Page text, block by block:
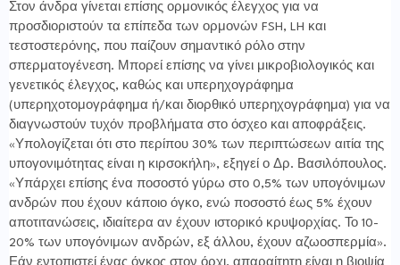
Στον άνδρα γίνεται επίσης ορμονικός έλεγχος για να
προσδιοριστούν τα επίπεδα των ορμονών FSH, LH και
τεστοστερόνης, που παίζουν σημαντικό ρόλο στην
σπερματογένεση. Μπορεί επίσης να γίνει μικροβιολογικός και
γενετικός έλεγχος, καθώς και υπερηχογράφημα
(υπερηχοτομογράφημα ή/και διορθικό υπερηχογράφημα) για να
διαγνωστούν τυχόν προβλήματα στο όσχεο και αποφράξεις.
«Υπολογίζεται ότι στο περίπου 30% των περιπτώσεων αιτία της
υπογονιμότητας είναι η κιρσοκήλη», εξηγεί ο Δρ. Βασιλόπουλος.
«Υπάρχει επίσης ένα ποσοστό γύρω στο 0,5% των υπογόνιμων
ανδρών που έχουν κάποιο όγκο, ενώ ποσοστό έως 5% έχουν
αποτιτανώσεις, ιδιαίτερα αν έχουν ιστορικό κρυψορχίας. Το 10-
20% των υπογόνιμων ανδρών, εξ άλλου, έχουν αζωοσπερμία».
Εάν εντοπιστεί ένας όγκος στον όρχι, απαραίτητη είναι η βιοψία